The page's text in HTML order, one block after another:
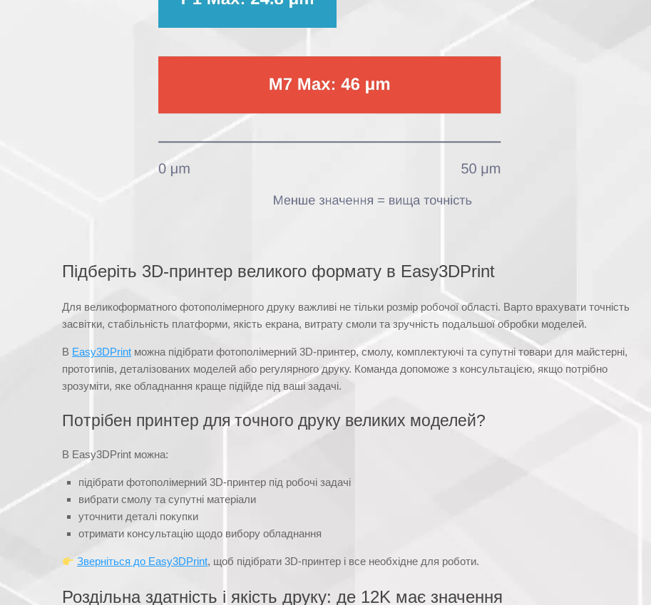
Підберіть 3D-принтер великого формату в Easy3DPrint
Для великоформатного фотополімерного друку важливі не тільки розмір робочої області. Варто врахувати точність
засвітки, стабільність платформи, якість екрана, витрату смоли та зручність подальшої обробки моделей.
В Easy3DPrint можна підібрати фотополімерний 3D-принтер, смолу, комплектуючі та супутні товари для майстерні,
прототипів, деталізованих моделей або регулярного друку. Команда допоможе з консультацією, якщо потрібно
зрозуміти, яке обладнання краще підійде під ваші задачі.
Потрібен принтер для точного друку великих моделей?
В Easy3DPrint можна:
підібрати фотополімерний 3D-принтер під робочі задачі
вибрати смолу та супутні матеріали
уточнити деталі покупки
отримати консультацію щодо вибору обладнання
Зверніться до Easy3DPrint, щоб підібрати 3D-принтер і все необхідне для роботи.
Роздільна здатність і якість друку: де 12K має значення